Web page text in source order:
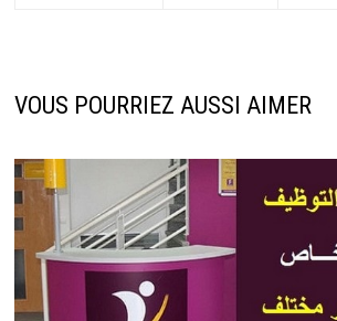
VOUS POURRIEZ AUSSI AIMER